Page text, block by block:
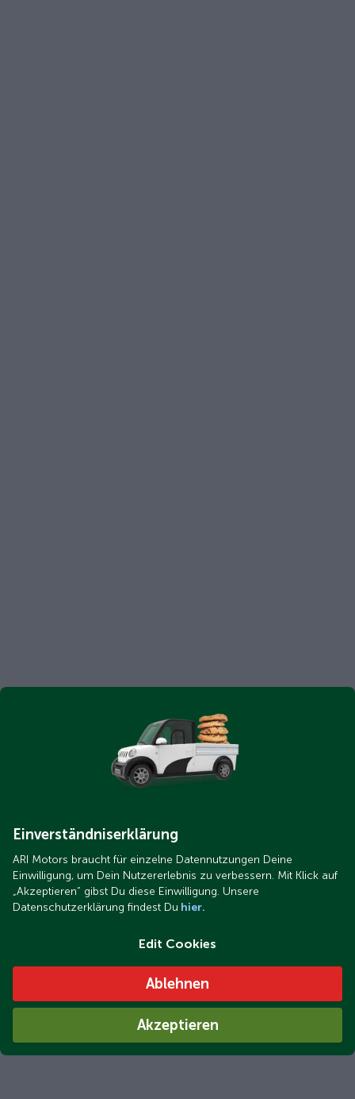
Einverständniserklärung
ARI Motors braucht für einzelne Datennutzungen Deine
Einwilligung, um Dein Nutzererlebnis zu verbessern. Mit Klick auf
„Akzeptieren“ gibst Du diese Einwilligung. Unsere
Datenschutzerklärung findest Du hier.
Edit Cookies
Ablehnen
Akzeptieren